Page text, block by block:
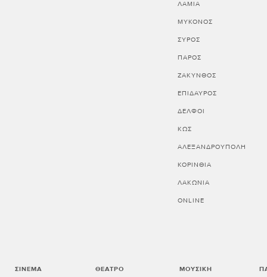
ΛΑΜΙΑ
ΜΥΚΟΝΟΣ
ΣΥΡΟΣ
ΠΑΡΟΣ
ΖΑΚΥΝΘΟΣ
ΕΠΙΔΑΥΡΟΣ
ΔΕΛΦΟΙ
ΚΩΣ
ΑΛΕΞΑΝΔΡΟΥΠΟΛΗ
ΚΟΡΙΝΘΊΑ
ΛΑΚΩΝΊΑ
ONLINE
ΣΙΝΕΜΆ ΘΈΑΤΡΟ ΜΟΥΣΙΚΉ